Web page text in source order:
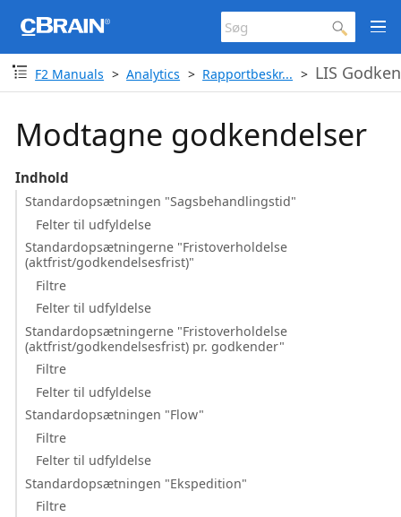
F2 Manuals Analytics Rapportbeskr... LIS
Modtagne godkendelser
Indhold
Standardopsætningen "Sagsbehandlingstid"
Felter til udfyldelse
Standardopsætningerne "Fristoverholdelse
(aktfrist/godkendelsesfrist)"
Filtre
Felter til udfyldelse
Standardopsætningerne "Fristoverholdelse
(aktfrist/godkendelsesfrist) pr. godkender"
Filtre
Felter til udfyldelse
Standardopsætningen "Flow"
Filtre
Felter til udfyldelse
Standardopsætningen "Ekspedition"
Filtre